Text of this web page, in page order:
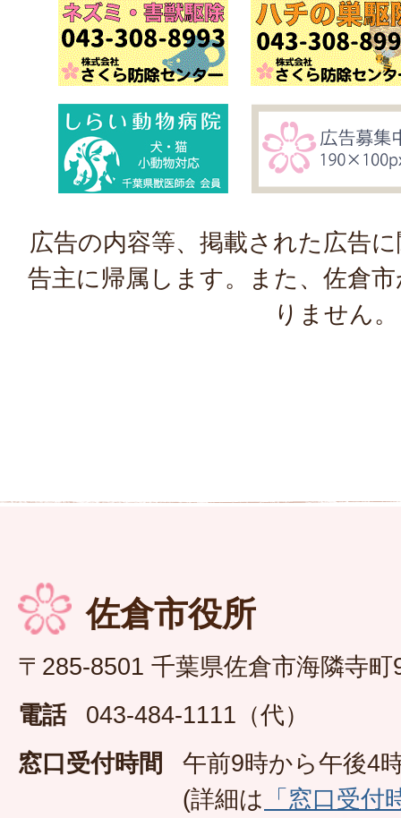
広告の内容等、掲載された広告
告主に帰属します。また、佐倉
りません。
佐倉市役所
〒285-8501 千葉県佐倉市海隣寺町
電話
043-484-1111（代）
窓口受付時間
午前9時から午後4
(詳細は 「窓口受